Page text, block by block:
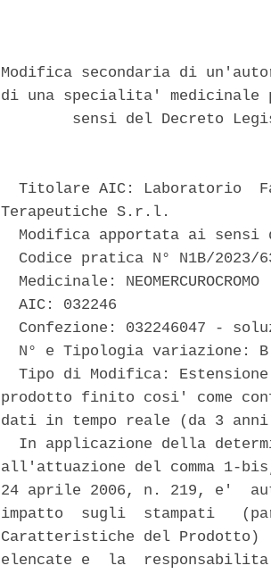
Modifica secondaria di
di una specialita' medicinale
sensi del Decreto
Titolare AIC: Laboratorio
Terapeutiche S.r.l.
Modifica apportata ai
Codice pratica N° N1B/2023/
  Medicinale: NEOMERCUROCROMO
  AIC: 032246
Confezione: 032246047 -
N° e Tipologia variazione:
Tipo di Modifica:
prodotto finito cosi' come
dati in tempo reale (da 3
In applicazione della
all'attuazione del comma 1-
24 aprile 2006, n. 219, e'
impatto  sugli  stampati
Caratteristiche del
elencate e  la